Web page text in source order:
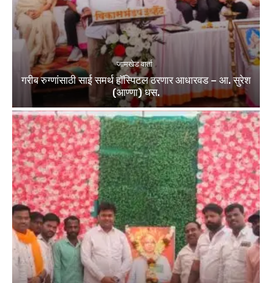
जामखेड वार्ता
गरीब रुग्णांसाठी साई समर्थ हॉस्पिटल ठरणार आधारवड – आ. सुरेश
(आण्णा) धस.